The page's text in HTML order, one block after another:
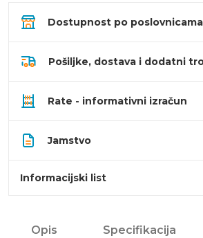
Dostupnost po poslovnicama
Pošiljke, dostava i dodatni
Rate - informativni izračun
Jamstvo
Informacijski list
Opis Specifikacija